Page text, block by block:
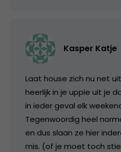
Kasper Katje
Laat house zich nu net
heerlijk in je uppie uit je
in ieder geval elk
Tegenwoordig heel
en dus slaan ze hier
mis. (of je moet toch